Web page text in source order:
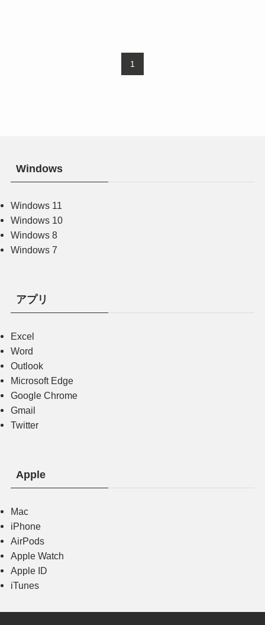
1
Windows
Windows 11
Windows 10
Windows 8
Windows 7
アプリ
Excel
Word
Outlook
Microsoft Edge
Google Chrome
Gmail
Twitter
Apple
Mac
iPhone
AirPods
Apple Watch
Apple ID
iTunes